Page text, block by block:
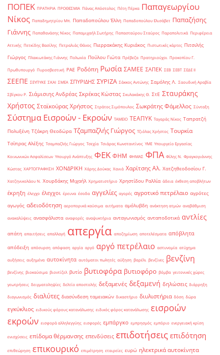
ΠΟΠΕΚ ΠΡΑΤΗΡΙΑ ΠΡΟΘΕΣΜΙΑ Πάνας Απόστολος Πέτη Πέρκα Παπαγεωργίου
Νίκος Παπαδημητρίου Μπ. Παπαδοπούλου Έλλη Παπαδοπούλου Ελισάβετ Παπαζήσης
Γιάννης Παπαθανάσης Νίκος Παπαμιχαήλ Σωτήρης Παπασταύρου Σταύρος Παραπολιτικά Περιφέρεια
Αττικής Πετκίδης Βασίλης Πετραλιάς Θάνος Πιερρακάκης Κυριάκος Πιστωτικές κάρτες Πιτσιλής
Γιώργος Πλακιωτάκης Γιάννης Πολωνία Πούλου Γιώτα Πρέβεζα Πρατηριούχοι Προκοπίου Γ.
Πρωθυπουργό Πυροσβεστική ΡΑΕ Ροδόπη Ρωσία ΣΑΜΕΕ ΣΑΠΕΚ ΣΕΒ ΣΕΒΤ ΣΕΔΕ ΙΙ
ΣΕΕΠΕ ΣΕΥΠΥΚΕ ΣΚΑΙ ΣΜΕΑ ΣΠΥΡΙΔΗΣ ΣΥΡΙΖΑ Σάκκος Αντώνης Σαμόλης Λ. Σαουδική Αραβία
Σβίγκου Ρ. Σιάμισιης Ανδρέας Σκρέκας Κώστας Σκυλακάκης Θ. ΣτΕ Σταυράκης
Χρήστος Σταϊκούρας Χρήστος Στράτος Σιμόπουλος Σωκράτης Φάμελλος Σύνταξη
Σύστημα Εισροών - Εκροών ΤΑΜΕΙΟ ΤΕΑΠΥΚ Ταγαράς Νίκος Ταπρατζή
Πολυξένη Τζάκρη Θεοδώρα Τζαμπαζλής Γιώργος Τζιόλας Χρήστος Τουρκία
Τσίπρας Αλέξης Τσαμπαζλής Γιώργος Τσεχία Τσιάρας Κωνσταντίνος ΥΜΕ Υπουργείο Εργασίας
Κοινωνικών Ασφαλίσεων Υπουργό Ανάπτυξης ΦΕΚ ΦΗΜ ΦΗΜΑΣ ΦΠΑ Φίλης Ν. Φραγκογιάννης
Κώστας ΧΑΡΤΟΓΡΑΦΗΣΗ ΧΟΝΔΡΙΚΗ Χάρης Δούκας Χανιά Χαρίτσης Αλ. Χατζηθεοδοσίου Γ.
Χατζηνικολάου Ν. Χουρδάκης Μιχαήλ Χρηματιστήριο Χρηστίδου Ραλλία άδεια έκθεση αποβλήτων
έκρηξη έλεγχο έλεγχοι έρευνα έσοδα αγγελίες αγορές αγροτικό πετρέλαιο αγρότες
αγωγός αδειοδότηση αεροπορικά καύσιμα αιτήματα αμόλυβδη ανάκτηση ατμών αναβάθμιση
ανακαλύψεις ανασφάλιστα αναφορές αναψυκτήρια ανταγωνισμός ανταποδοτικά αντλίες
απάτη απαιτήσεις απαλλαγή απεργία αποζημίωση αποτελέσματα απόβλητα
απόδειξη απόσυρση απόφαση αργία αργό αργό πετρέλαιο αστυνομία ατύχημα
αυξήσεις αυξημένα αυτοκίνητα αυτόματοι πωλητές αύξηση βαρέλι βενζίνες βενζίνη
βενζίνης βιοκαύσιμα βιοντίζελ βυτίο βυτιοφόρα βυτιοφόρο βόμβα γειτονικές χώρες
γεωτρήσεις δειγματοληψίες δελτίο αποστολής δεξαμενές δεξαμενή δηλώσεις διάρρηξη
διαγωνισμός διαλύτες διασύνδεση ταμειακών δικαστήριο διυλιστήρια δόση δώρα
εγκύκλιος ειδικούς φόρους κατανάλωσης ειδικός φόρος κατανάλωσης εισροών
εκροών εισφορά αλληλεγγύης εισφορές εμπάργκο εμπρησμός εμπόριο ενεργειακή κρίση
ενισχύσεις επίδομα θέρμανσης επενδύσεις επιδοτήσεις επιδότηση
επιθεώρηση επικουρικό επιμέτρηση εταιρείες ευρώ ηλεκτρικά αυτοκίνητα